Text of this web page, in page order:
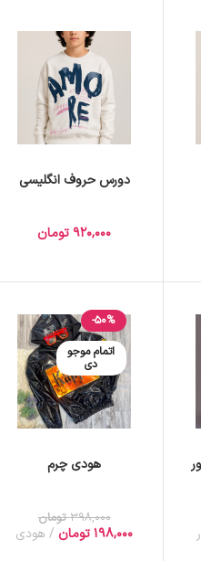
دورس حروف انگلیسی
920,000 تومان
-50%
اتمام موجو
دی
هودی چرم
398,000 تومان
198,000تومان هودی